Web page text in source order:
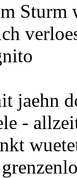
Sturm
jaehn
-